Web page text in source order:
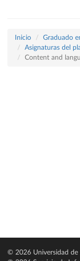
Inicio
Graduado
Asignaturas del
Content and
© 2026 Universidad de